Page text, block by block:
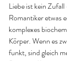
Liebe ist kein
Romantiker etwas
komplexes
Körper. Wenn es
funkt, sind gleich